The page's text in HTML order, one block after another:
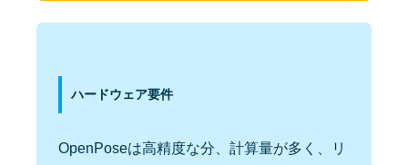
ハードウェア要件
OpenPoseは高精度な分、計算量が多く、リ